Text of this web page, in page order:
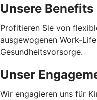
Unsere Benefits
Profitieren Sie von
ausgewogenen Work-
Gesundheitsvorsorge.
Unser
Wir engagieren uns für